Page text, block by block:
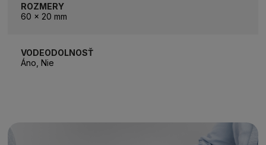
ROZMERY
60 x 20 mm
VODEODOLNOSŤ
Áno, Nie